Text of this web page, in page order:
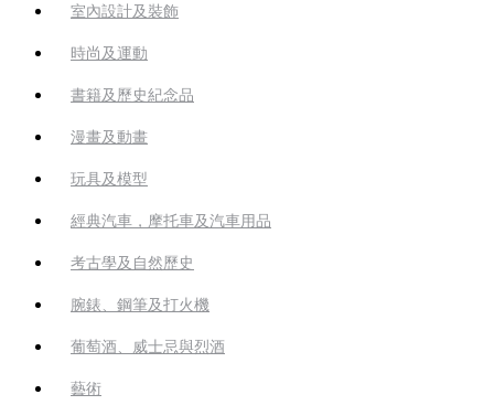
室內設計及裝飾
時尚及運動
書籍及歷史紀念品
漫畫及動畫
玩具及模型
經典汽車，摩托車及汽車用品
考古學及自然歷史
腕錶、鋼筆及打火機
葡萄酒、威士忌與烈酒
藝術